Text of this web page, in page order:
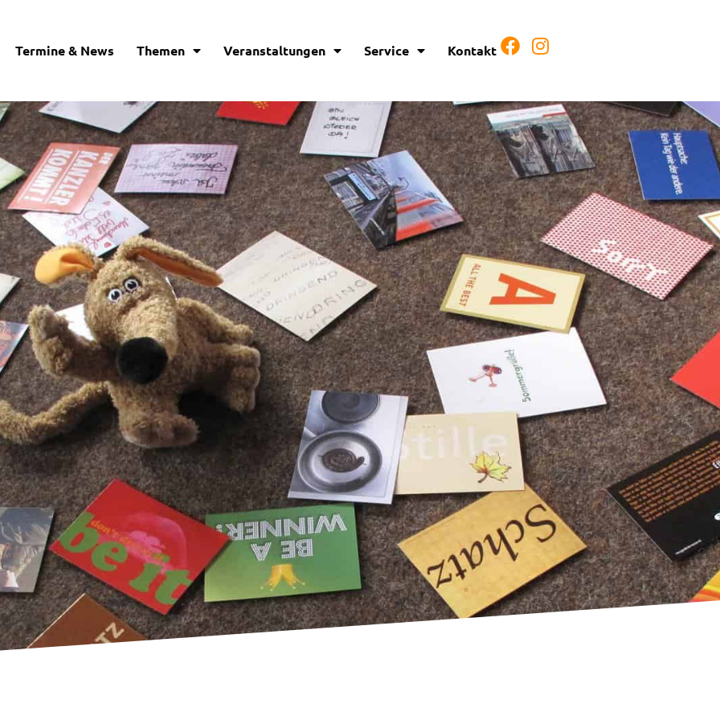
Termine & News Themen Veranstaltungen Service Kontakt